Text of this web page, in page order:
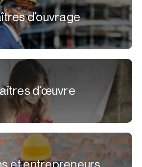
d’ouvrage
d’œuvre
et entrepreneurs